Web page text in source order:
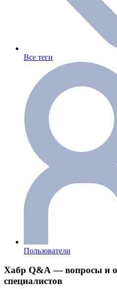
Все теги
Пользователи
Хабр Q&A — вопросы и
специалистов